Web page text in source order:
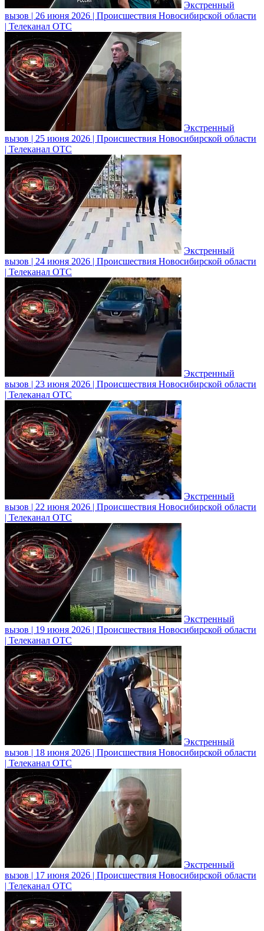
Экстренный
вызов | 26 июня 2026 | Происшествия Новосибирской области
| Телеканал ОТС
Экстренный
вызов | 25 июня 2026 | Происшествия Новосибирской области
| Телеканал ОТС
Экстренный
вызов | 24 июня 2026 | Происшествия Новосибирской области
| Телеканал ОТС
Экстренный
вызов | 23 июня 2026 | Происшествия Новосибирской области
| Телеканал ОТС
Экстренный
вызов | 22 июня 2026 | Происшествия Новосибирской области
| Телеканал ОТС
Экстренный
вызов | 19 июня 2026 | Происшествия Новосибирской области
| Телеканал ОТС
Экстренный
вызов | 18 июня 2026 | Происшествия Новосибирской области
| Телеканал ОТС
Экстренный
вызов | 17 июня 2026 | Происшествия Новосибирской области
| Телеканал ОТС